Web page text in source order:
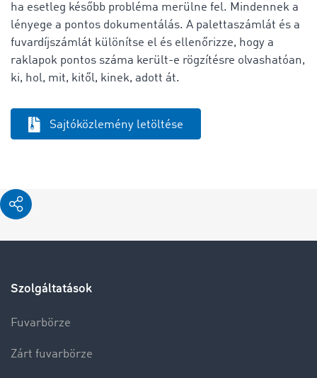
ha esetleg később probléma merülne fel. Mindennek a
lényege a pontos dokumentálás. A palettaszámlát és a
fuvardíjszámlát különítse el és ellenőrizze, hogy a
raklapok pontos száma került-e rögzítésre olvashatóan,
ki, hol, mit, kitől, kinek, adott át.
Sajtóközlemény letöltése
Szolgáltatások
Fuvarbörze
Zárt fuvarbörze